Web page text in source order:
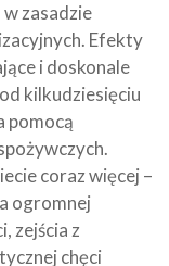
zasadzie
Efekty
i doskonale
kilkudziesięciu
pomocą
coraz więcej –
ogromnej
zejścia z
chęci